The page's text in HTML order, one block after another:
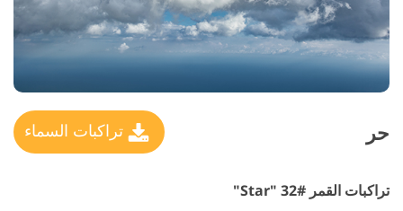
حر تراكبات السماء
تراكبات القمر #32 "Star"